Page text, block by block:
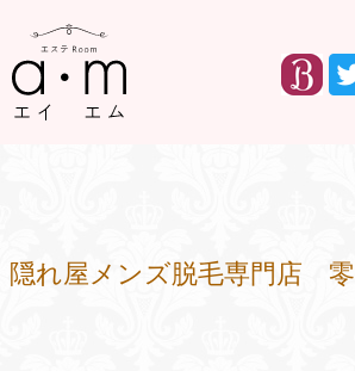
隠れ屋メンズ脱毛専門店 零